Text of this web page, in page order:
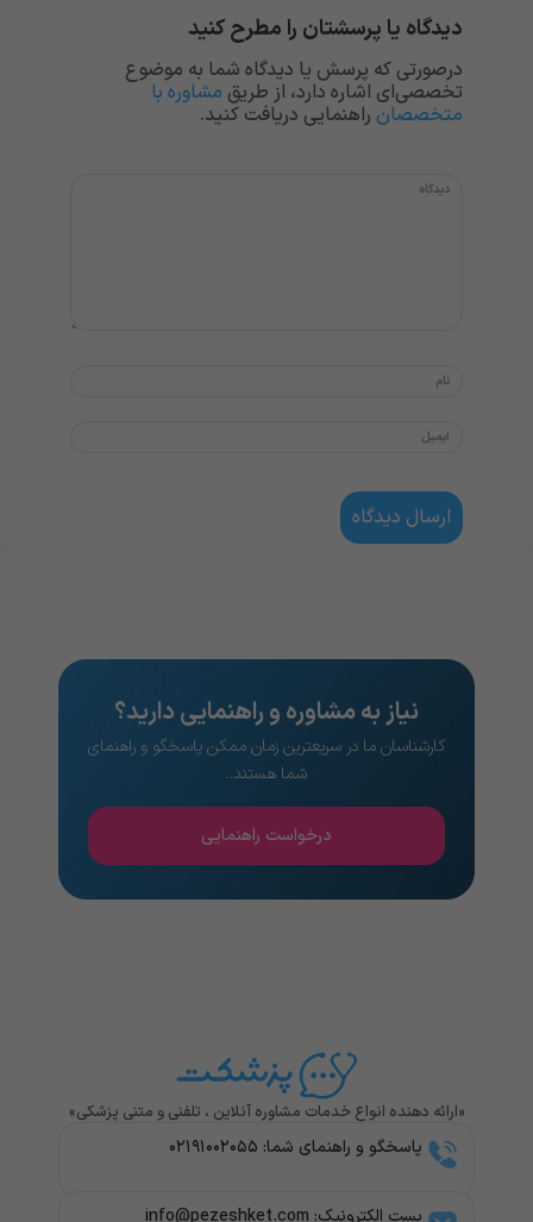
دیدگاه یا پرسشتان را مطرح کنید
درصورتی که پرسش یا دیدگاه شما به موضوع
تخصصی‌ای اشاره دارد، از طریق مشاوره با
متخصصان راهنمایی دریافت کنید.
نیاز به مشاوره و راهنمایی دارید؟
کارشناسان ما در سریعترین زمان ممکن پاسخگو و راهنمای
شما هستند..
درخواست راهنمایی
«ارائه دهنده انواع خدمات مشاوره آنلاین ، تلفنی و متنی پزشکی»
پاسخگو و راهنمای شما: ۰۲۱۹۱۰۰۲۰۵۵
پست الکترونیک: info@pezeshket.com​